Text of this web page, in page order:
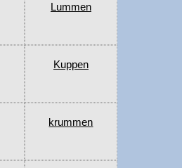
Lummen
Kuppen
krummen